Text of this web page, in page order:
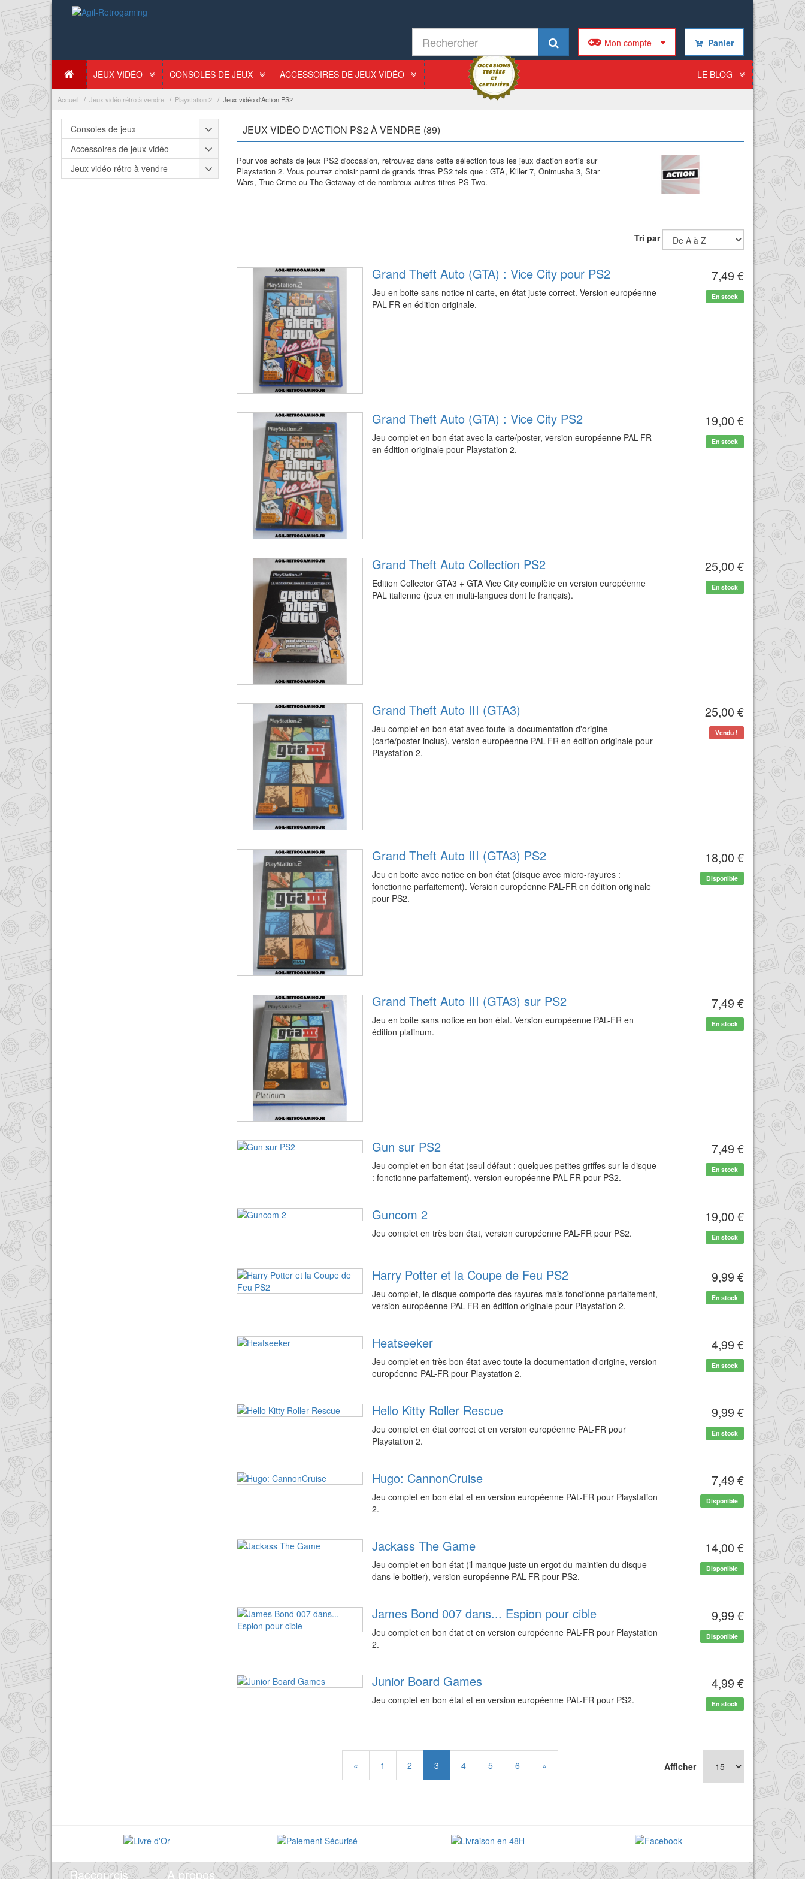
Panier
Mon compte
JEUX VIDÉO CONSOLES DE JEUX ACCESSOIRES DE JEUX VIDÉO LE BLOG
Accueil Jeux vidéo rétro à vendre Playstation 2 Jeux vidéo d'Action PS2
Consoles de jeux
Accessoires de jeux vidéo
Jeux vidéo rétro à vendre
JEUX VIDÉO D'ACTION PS2 À VENDRE (89)
Pour vos achats de jeux PS2 d'occasion, retrouvez dans cette sélection tous les jeux d'action sortis sur
Playstation 2. Vous pourrez choisir parmi de grands titres PS2 tels que : GTA, Killer 7, Onimusha 3, Star
Wars, True Crime ou The Getaway et de nombreux autres titres PS Two.
Tri par
Grand Theft Auto (GTA) : Vice City pour PS2
Jeu en boite sans notice ni carte, en état juste correct. Version européenne
PAL-FR en édition originale.
7,49 €
En stock
Grand Theft Auto (GTA) : Vice City PS2
Jeu complet en bon état avec la carte/poster, version européenne PAL-FR
en édition originale pour Playstation 2.
19,00 €
En stock
Grand Theft Auto Collection PS2
Edition Collector GTA3 + GTA Vice City complète en version européenne
PAL italienne (jeux en multi-langues dont le français).
25,00 €
En stock
Grand Theft Auto III (GTA3)
Jeu complet en bon état avec toute la documentation d'origine
(carte/poster inclus), version européenne PAL-FR en édition originale pour
Playstation 2.
25,00 €
Vendu !
Grand Theft Auto III (GTA3) PS2
Jeu en boite avec notice en bon état (disque avec micro-rayures :
fonctionne parfaitement). Version européenne PAL-FR en édition originale
pour PS2.
18,00 €
Disponible
Grand Theft Auto III (GTA3) sur PS2
Jeu en boite sans notice en bon état. Version européenne PAL-FR en
édition platinum.
7,49 €
En stock
Gun sur PS2
Jeu complet en bon état (seul défaut : quelques petites griffes sur le disque
: fonctionne parfaitement), version européenne PAL-FR pour PS2.
7,49 €
En stock
Guncom 2
Jeu complet en très bon état, version européenne PAL-FR pour PS2.
19,00 €
En stock
Harry Potter et la Coupe de Feu PS2
Jeu complet, le disque comporte des rayures mais fonctionne parfaitement,
version européenne PAL-FR en édition originale pour Playstation 2.
9,99 €
En stock
Heatseeker
Jeu complet en très bon état avec toute la documentation d'origine, version
européenne PAL-FR pour Playstation 2.
4,99 €
En stock
Hello Kitty Roller Rescue
Jeu complet en état correct et en version européenne PAL-FR pour
Playstation 2.
9,99 €
En stock
Hugo: CannonCruise
Jeu complet en bon état et en version européenne PAL-FR pour Playstation
2.
7,49 €
Disponible
Jackass The Game
Jeu complet en bon état (il manque juste un ergot du maintien du disque
dans le boitier), version européenne PAL-FR pour PS2.
14,00 €
Disponible
James Bond 007 dans... Espion pour cible
Jeu complet en bon état et en version européenne PAL-FR pour Playstation
2.
9,99 €
Disponible
Junior Board Games
Jeu complet en bon état et en version européenne PAL-FR pour PS2.
4,99 €
En stock
« 1 2 3 4 5 6 » Afficher
Raccourcis A propos